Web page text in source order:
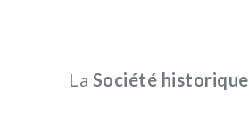
La Société historique